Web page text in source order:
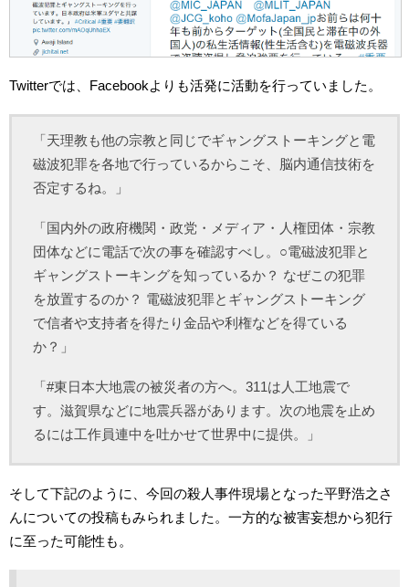
Twitterでは、Facebookよりも活発に活動を行っていました。
「天理教も他の宗教と同じでギャングストーキングと電
磁波犯罪を各地で行っているからこそ、脳内通信技術を
否定するね。」
「国内外の政府機関・政党・メディア・人権団体・宗教
団体などに電話で次の事を確認すべし。○電磁波犯罪と
ギャングストーキングを知っているか？ なぜこの犯罪
を放置するのか？ 電磁波犯罪とギャングストーキング
で信者や支持者を得たり金品や利権などを得ている
か？」
「#東日本大地震の被災者の方へ。311は人工地震で
す。滋賀県などに地震兵器があります。次の地震を止め
るには工作員連中を吐かせて世界中に提供。」
そして下記のように、今回の殺人事件現場となった平野浩之さ
んについての投稿もみられました。一方的な被害妄想から犯行
に至った可能性も。